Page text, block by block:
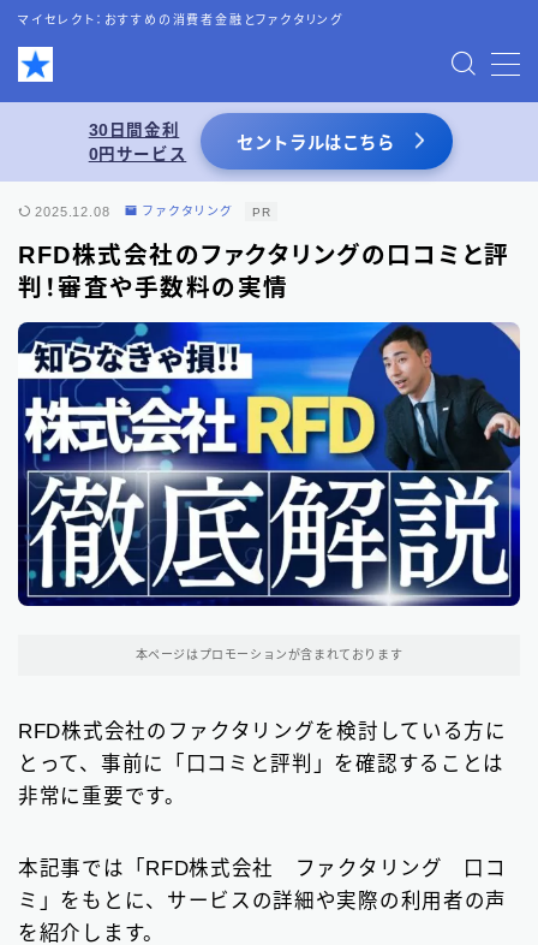
マイセレクト：おすすめの消費者金融とファクタリング
MENU
お問い合わせ
特定商取引法表記
運営者情報
あわせて読みたい
スーパーブラックでも借りれる5chの情報を
活用した借入術まとめ
東京都の消費者金融 31
大阪府の消費者金融 7
関東地方の消費者金融 12
近畿地方の消費者金融 28
中国地方・四国地方の消費者金融
30日間金利
0円サービス
セントラルはこちら
2025.12.08 ファクタリング PR
RFD株式会社のファクタリングの口コミと評
判！審査や手数料の実情
本ページはプロモーションが含まれております
RFD株式会社のファクタリングを検討している方に
とって、事前に「口コミと評判」を確認することは
非常に重要です。
本記事では「RFD株式会社 ファクタリング 口コ
ミ」をもとに、サービスの詳細や実際の利用者の声
を紹介します。